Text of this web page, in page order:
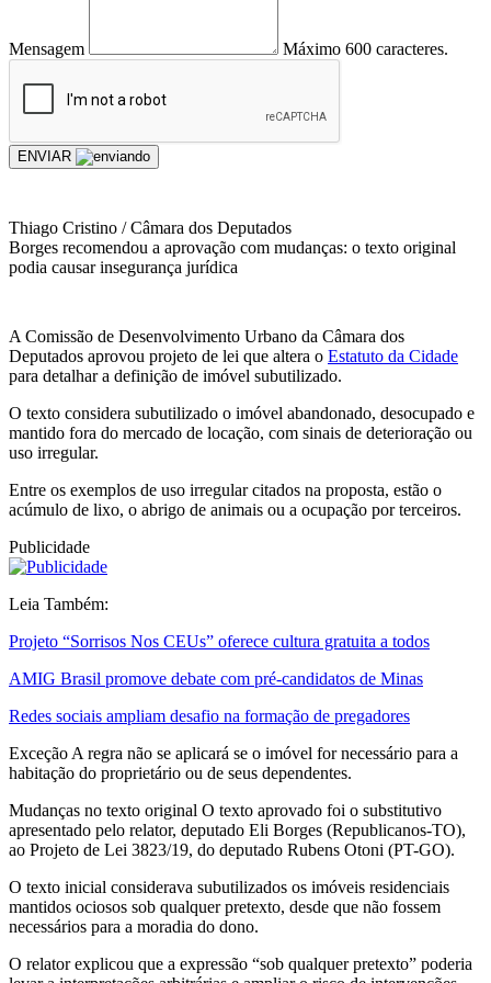
Mensagem Máximo 600 caracteres.
ENVIAR
Thiago Cristino / Câmara dos Deputados
Borges recomendou a aprovação com mudanças: o texto original
podia causar insegurança jurídica
A Comissão de Desenvolvimento Urbano da Câmara dos
Deputados aprovou projeto de lei que altera o Estatuto da Cidade
para detalhar a definição de imóvel subutilizado.
O texto considera subutilizado o imóvel abandonado, desocupado e
mantido fora do mercado de locação, com sinais de deterioração ou
uso irregular.
Entre os exemplos de uso irregular citados na proposta, estão o
acúmulo de lixo, o abrigo de animais ou a ocupação por terceiros.
Publicidade
Leia Também:
Projeto “Sorrisos Nos CEUs” oferece cultura gratuita a todos
AMIG Brasil promove debate com pré-candidatos de Minas
Redes sociais ampliam desafio na formação de pregadores
Exceção A regra não se aplicará se o imóvel for necessário para a
habitação do proprietário ou de seus dependentes.
Mudanças no texto original O texto aprovado foi o substitutivo
apresentado pelo relator, deputado Eli Borges (Republicanos-TO),
ao Projeto de Lei 3823/19, do deputado Rubens Otoni (PT-GO).
O texto inicial considerava subutilizados os imóveis residenciais
mantidos ociosos sob qualquer pretexto, desde que não fossem
necessários para a moradia do dono.
O relator explicou que a expressão “sob qualquer pretexto” poderia